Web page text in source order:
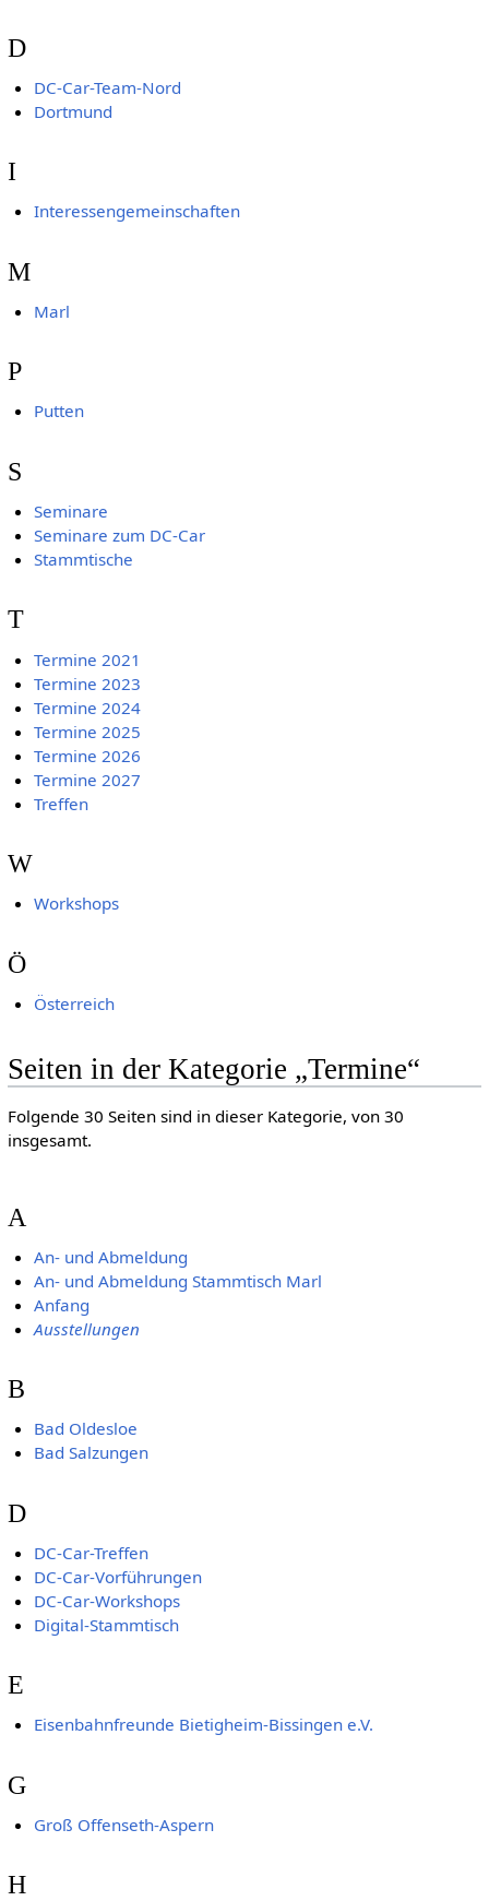
D
DC-Car-Team-Nord
Dortmund
I
Interessengemeinschaften
M
Marl
P
Putten
S
Seminare
Seminare zum DC-Car
Stammtische
T
Termine 2021
Termine 2023
Termine 2024
Termine 2025
Termine 2026
Termine 2027
Treffen
W
Workshops
Ö
Österreich
Seiten in der Kategorie „Termine“
Folgende 30 Seiten sind in dieser Kategorie, von 30
insgesamt.
A
An- und Abmeldung
An- und Abmeldung Stammtisch Marl
Anfang
Ausstellungen
B
Bad Oldesloe
Bad Salzungen
D
DC-Car-Treffen
DC-Car-Vorführungen
DC-Car-Workshops
Digital-Stammtisch
E
Eisenbahnfreunde Bietigheim-Bissingen e.V.
G
Groß Offenseth-Aspern
H